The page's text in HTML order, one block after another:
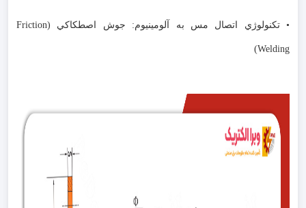
• تکنولوژي اتصال مس به آلومينيوم: جوش اصطکاکي (Friction
Welding)